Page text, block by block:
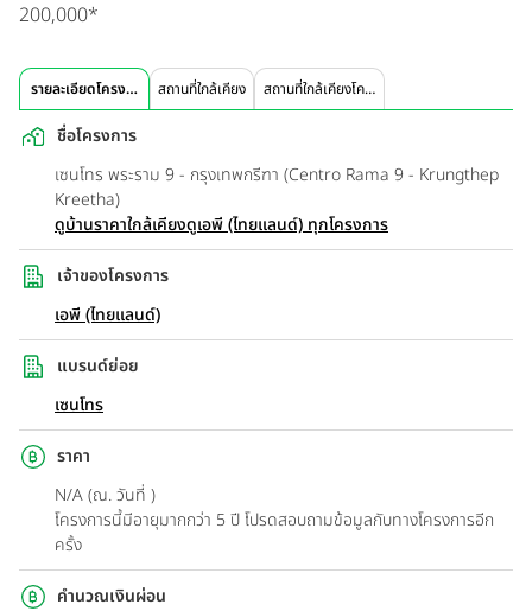
200,000*
รายละเอียดโครงการ สถานที่ใกล้เคียง สถานที่ใกล้เคียงโครงการ
ชื่อโครงการ
เซนโทร พระราม 9 - กรุงเทพกรีฑา (Centro Rama 9 - Krungthep
Kreetha)
ดูบ้านราคาใกล้เคียงดูเอพี (ไทยแลนด์) ทุกโครงการ
เจ้าของโครงการ
เอพี (ไทยแลนด์)
แบรนด์ย่อย
เซนโทร
ราคา
N/A (ณ. วันที่ )
โครงการนี้มีอายุมากกว่า 5 ปี โปรดสอบถามข้อมูลกับทางโครงการอีก
ครั้ง
คำนวณเงินผ่อน